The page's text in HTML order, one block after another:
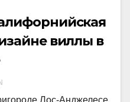
виллы в
Лос-Анджелесе